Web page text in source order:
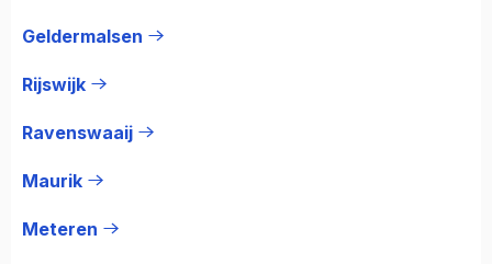
Geldermalsen
Rijswijk
Ravenswaaij
Maurik
Meteren